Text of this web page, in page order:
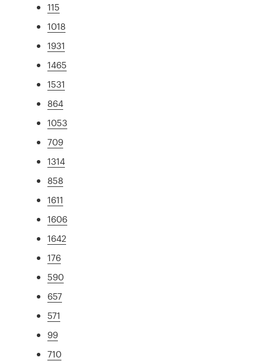
115
1018
1931
1465
1531
864
1053
709
1314
858
1611
1606
1642
176
590
657
571
99
710